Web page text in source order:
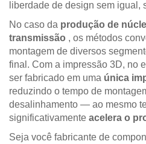
liberdade de design sem igual,
No caso da produção de
transmissão , os métodos
montagem de diversos
final. Com a impressão 3D, no
ser fabricado em uma única
reduzindo o tempo de
desalinhamento — ao mesmo
significativamente acelera o
Seja você fabricante de